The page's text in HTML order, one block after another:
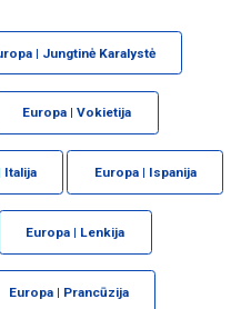
| Jungtinė Karalystė
Europa | Vokietija
Italija Europa | Ispanija
Europa | Lenkija
Europa | Prancūzija